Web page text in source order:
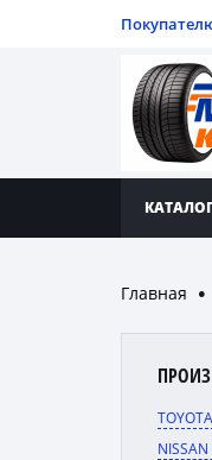
Главная ●